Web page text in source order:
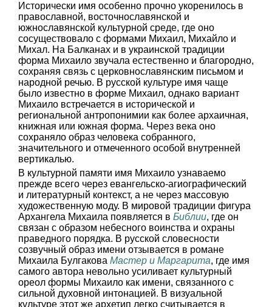
Исторически имя особенно прочно укоренилось в
православной, восточнославянской и
южнославянской культурной среде, где оно
сосуществовало с формами Михаил, Михайло и
Михал. На Балканах и в украинской традиции
форма Михаило звучала естественно и благородно,
сохраняя связь с церковнославянским письмом и
народной речью. В русской культуре имя чаще
было известно в форме Михаил, однако вариант
Михаило встречается в исторической и
региональной антропонимии как более архаичная,
книжная или южная форма. Через века оно
сохраняло образ человека собранного,
значительного и отмеченного особой внутренней
вертикалью.
В культурной памяти имя Михаило узнаваемо
прежде всего через евангельско-агиографический
и литературный контекст, а не через массовую
художественную моду. В мировой традиции фигура
Архангела Михаила появляется в Библии, где он
связан с образом небесного воинства и охраны
праведного порядка. В русской словесности
созвучный образ имени отзывается в романе
Михаила Булгакова Мастер и Маргарита, где имя
самого автора невольно усиливает культурный
ореол формы Михаило как имени, связанного с
сильной духовной интонацией. В визуальной
культуре этот же архетип легко считывается в